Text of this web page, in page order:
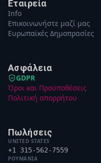
Εταιρεία
Info
Επικοινωνήστε μαζί μας
Ευρωπαϊκές Δημοπρασίες
Ασφάλεια
GDPR
Όροι και Προϋποθέσεις
Πολιτική απορρήτου
Πωλήσεις
UNITED STATES
+1 315-562-7559
ΡΟΥΜΑΝΊΑ